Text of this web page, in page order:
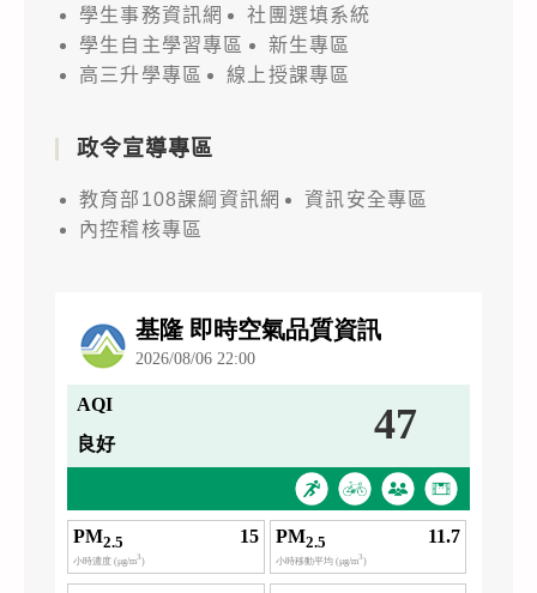
學生事務資訊網
社團選填系統
學生自主學習專區
新生專區
高三升學專區
線上授課專區
政令宣導專區
教育部108課綱資訊網
資訊安全專區
內控稽核專區